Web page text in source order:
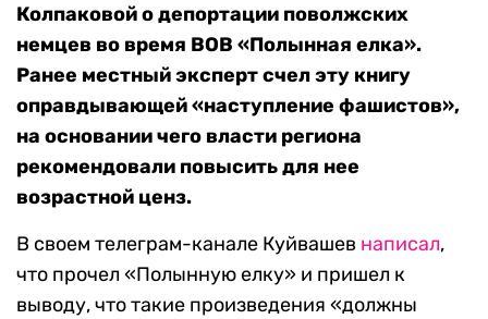
Колпаковой о депортации поволжских
немцев во время ВОВ «Полынная елка».
Ранее местный эксперт счел эту книгу
оправдывающей «наступление фашистов»,
на основании чего власти региона
рекомендовали повысить для нее
возрастной ценз.
В своем телеграм-канале Куйвашев написал,
что прочел «Полынную елку» и пришел к
выводу, что такие произведения «должны